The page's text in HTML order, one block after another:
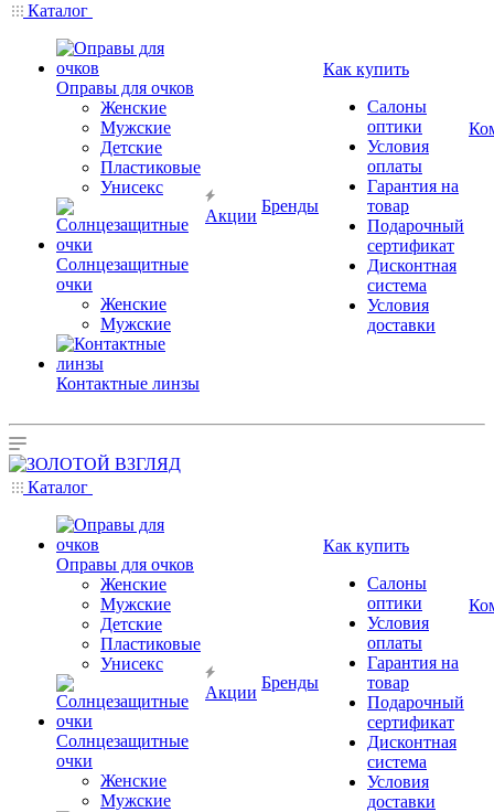
Каталог
Оправы для очков
Женские
Мужские
Детские
Пластиковые
Унисекс
Солнцезащитные
очки
Женские
Мужские
Контактные линзы
Акции
Бренды
Как купить
Салоны
оптики
Условия
оплаты
Гарантия на
товар
Подарочный
сертификат
Дисконтная
система
Условия
доставки
Каталог
Оправы для очков
Женские
Мужские
Детские
Пластиковые
Унисекс
Солнцезащитные
очки
Женские
Мужские
Акции
Бренды
Как купить
Салоны
оптики
Условия
оплаты
Гарантия на
товар
Подарочный
сертификат
Дисконтная
система
Условия
доставки